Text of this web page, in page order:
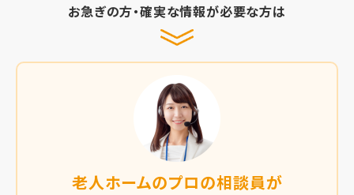
お急ぎの方・確実な情報が必要な方は
老人ホームのプロの相談員が